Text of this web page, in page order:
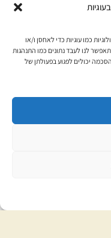
כמו עוגיות כדי לאחסן ו/או
לנו לעבד נתונים כמו התנהגות
יכולים לפגוע בפעולתן של
הפרטיות